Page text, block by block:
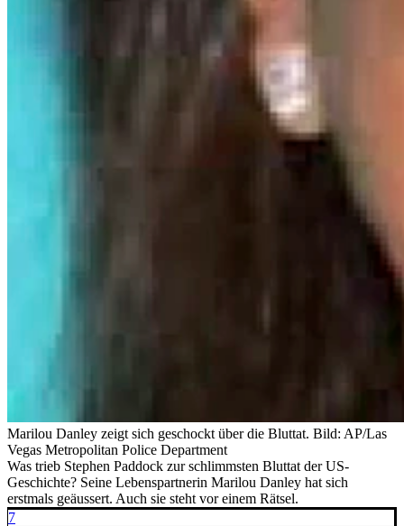
Marilou Danley zeigt sich geschockt über die Bluttat. Bild: AP/Las
Vegas Metropolitan Police Department
Was trieb Stephen Paddock zur schlimmsten Bluttat der US-
Geschichte? Seine Lebenspartnerin Marilou Danley hat sich
erstmals geäussert. Auch sie steht vor einem Rätsel.
7